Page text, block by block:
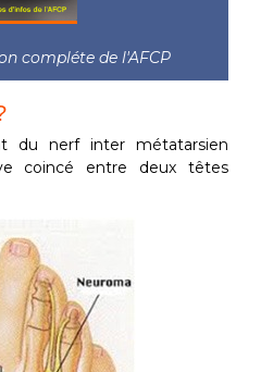
compléte de l'AFCP
du nerf inter métatarsien
coincé entre deux têtes